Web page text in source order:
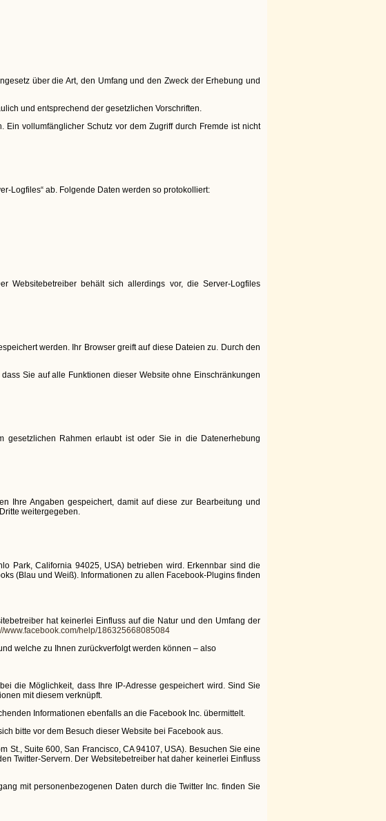
über die Art, den Umfang und den Zweck der Erhebung und
und entsprechend der gesetzlichen Vorschriften.
vollumfänglicher Schutz vor dem Zugriff durch Fremde ist nicht
Logfiles“ ab. Folgende Daten werden so protokolliert:
Websitebetreiber behält sich allerdings vor, die Server-Logfiles
werden. Ihr Browser greift auf diese Dateien zu. Durch den
Sie auf alle Funktionen dieser Website ohne Einschränkungen
gesetzlichen Rahmen erlaubt ist oder Sie in die Datenerhebung
Ihre Angaben gespeichert, damit auf diese zur Bearbeitung und
weitergegeben.
Park, California 94025, USA) betrieben wird. Erkennbar sind die
(Blau und Weiß). Informationen zu allen Facebook-Plugins finden
hat keinerlei Einfluss auf die Natur und den Umfang der
www.facebook.com/help/186325668085084
welche zu Ihnen zurückverfolgt werden können – also
die Möglichkeit, dass Ihre IP-Adresse gespeichert wird. Sind Sie
mit diesem verknüpft.
Informationen ebenfalls an die Facebook Inc. übermittelt.
bitte vor dem Besuch dieser Website bei Facebook aus.
St., Suite 600, San Francisco, CA 94107, USA). Besuchen Sie eine
Twitter-Servern. Der Websitebetreiber hat daher keinerlei Einfluss
mit personenbezogenen Daten durch die Twitter Inc. finden Sie